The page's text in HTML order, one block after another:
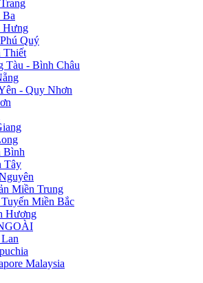
Ba
Hưng
Quý
Thiết
Tàu - Bình Châu
- Quy Nhơn
Bình
Tây
Miền Trung
Miền Bắc
Hương
Malaysia